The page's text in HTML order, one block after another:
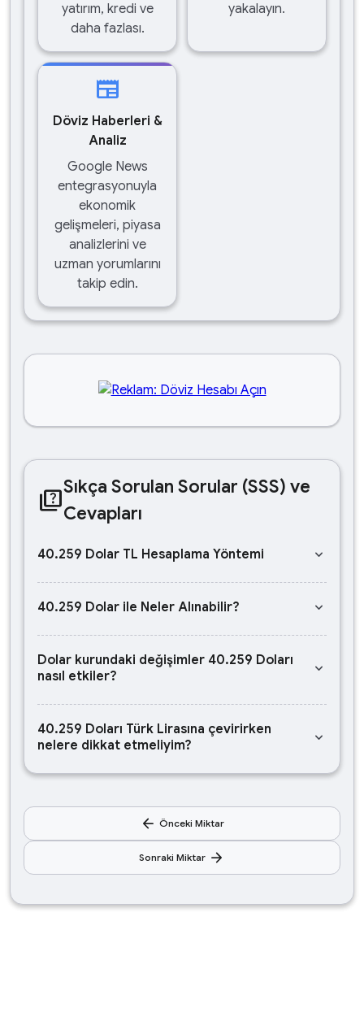
yatırım, kredi ve
daha fazlası.
yakalayın.
newspaper
Döviz Haberleri &
Analiz
Google News
entegrasyonuyla
ekonomik
gelişmeleri, piyasa
analizlerini ve
uzman yorumlarını
takip edin.
quizSıkça Sorulan Sorular (SSS) ve
Cevapları
40.259 Dolar TL Hesaplama Yöntemi keyboard_arrow_down
40.259 Dolar ile Neler Alınabilir? keyboard_arrow_down
Dolar kurundaki değişimler 40.259 Doları
nasıl etkiler?
keyboard_arrow_down
40.259 Doları Türk Lirasına çevirirken
nelere dikkat etmeliyim?
keyboard_arrow_down
arrow_back Önceki Miktar
Sonraki Miktar arrow_forward